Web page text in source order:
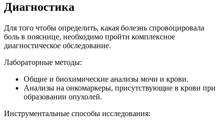
Диагностика
Для того чтобы определить, какая болезнь спровоцировала
боль в пояснице, необходимо пройти комплексное
диагностическое обследование.
Лабораторные методы:
Общие и биохимические анализы мочи и крови.
Анализы на онкомаркеры, присутствующие в крови при
образовании опухолей.
Инструментальные способы исследования: